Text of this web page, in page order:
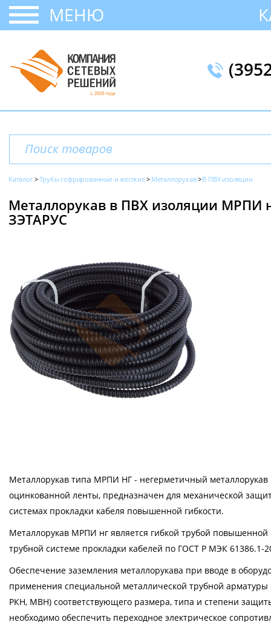
МЕНЮ
Каталог Трубы гофрированные и жесткие Металлорукав В ПВХ изоляции
Металлорукав в ПВХ изоляции МРПИ
ЗЭТАРУС
Металлорукав типа МРПИ НГ - негерметичный
оцинкованной ленты, предназначен для механической
системах прокладки кабеля повышенной гибкости.
Металлорукав МРПИ нг является гибкой трубой
трубной системе прокладки кабелей по ГОСТ Р МЭК 61386.1-
Обеспечение заземления металлорукава при вводе в
применения специальной металлической трубной
РКН, МВН) соответствующего размера, типа и степени
необходимо обеспечить переходное электрическое